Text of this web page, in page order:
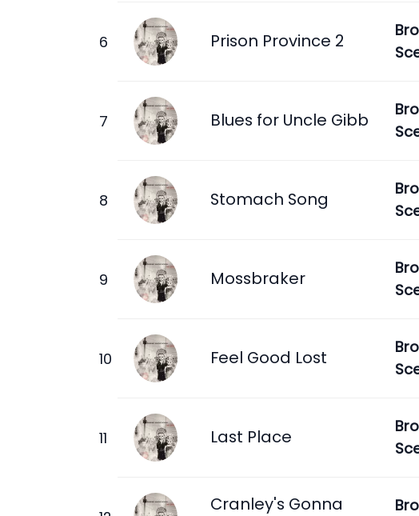
Prison Province 2
Blues for Uncle Gibb
Stomach Song
Mossbraker
Feel Good Lost
Last Place
Cranley's Gonna